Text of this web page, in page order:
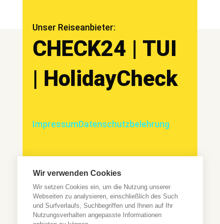
Unser Reiseanbieter:
CHECK24 | TUI
| HolidayCheck
ImpressumDatenschutzbelehrung
Nutzern hochwertige Inhalte kostenfrei zur Verfügung stellt.
Die Kosten für Recherche, Aufbereitung, Erstellung und
Vermarktung der Inhalte, sowie den damit verbundenen
Arbeiten, finanzieren wir zum Teil durch die Einarbeitung von
Affiliate Links. *Bei Kauf eines Produktes über einen Affiliate
Link erhalten wir als Amazon-Partner eine kleine Provision. Das
Wir verwenden Cookies
Wir setzen Cookies ein, um die Nutzung unserer
Webseiten zu analysieren, einschließlich des Such
und Surfverlaufs, Suchbegriffen und Ihnen auf Ihr
Nutzungsverhalten angepasste Informationen